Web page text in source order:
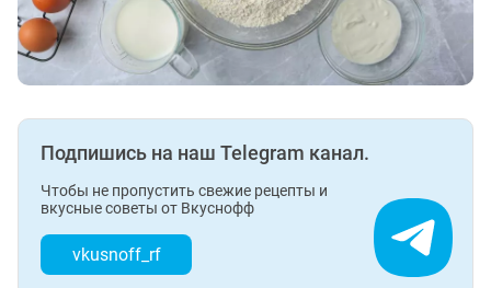
Подпишись на наш Telegram канал.
Чтобы не пропустить свежие рецепты и
вкусные советы от Вкуснофф
vkusnoff_rf